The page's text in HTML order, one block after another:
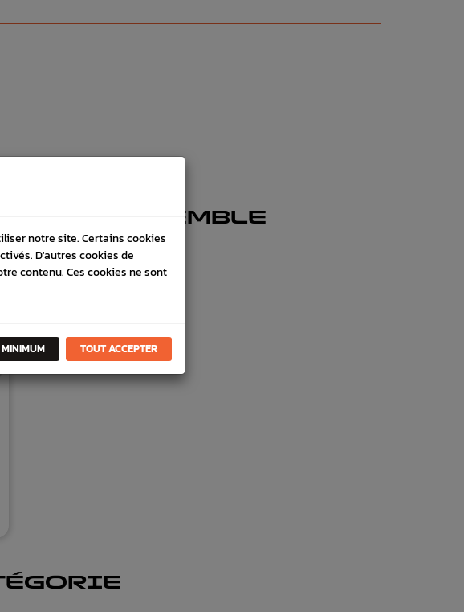
ENSEMBLE
notre site. Certains cookies
D'autres cookies de
contenu. Ces cookies ne sont
MINIMUM TOUT ACCEPTER